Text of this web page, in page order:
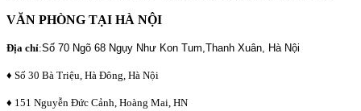
VĂN PHÒNG TẠI HÀ NỘI
Địa chỉ:Số 70 Ngõ 68 Ngụy Như Kon Tum,Thanh Xuân, Hà Nội
♦ Số 30 Bà Triệu, Hà Đông, Hà Nội
♦ 151 Nguyễn Đức Cảnh, Hoàng Mai, HN